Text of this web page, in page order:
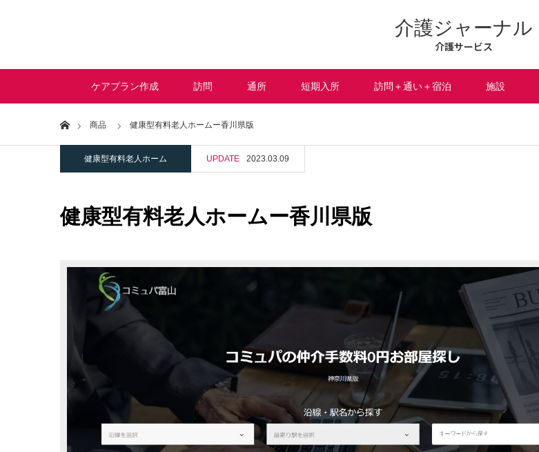
介護ジャーナル
介護サービス
ケアプラン作成 訪問 通所 短期入所 訪問＋通い＋宿泊 施設
Home商品 健康型有料老人ホームー香川県版
健康型有料老人ホーム UPDATE 2023.03.09
健康型有料老人ホームー香川県版